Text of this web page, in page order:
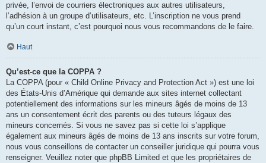
privée, l’envoi de courriers électroniques aux autres utilisateurs,
l’adhésion à un groupe d’utilisateurs, etc. L’inscription ne vous prend
qu’un court instant, c’est pourquoi nous vous recommandons de le faire.
Haut
Qu’est-ce que la COPPA ?
La COPPA (pour « Child Online Privacy and Protection Act ») est une loi
des États-Unis d’Amérique qui demande aux sites internet collectant
potentiellement des informations sur les mineurs âgés de moins de 13
ans un consentement écrit des parents ou des tuteurs légaux des
mineurs concernés. Si vous ne savez pas si cette loi s’applique
également aux mineurs âgés de moins de 13 ans inscrits sur votre forum,
nous vous conseillons de contacter un conseiller juridique qui pourra vous
renseigner. Veuillez noter que phpBB Limited et que les propriétaires de